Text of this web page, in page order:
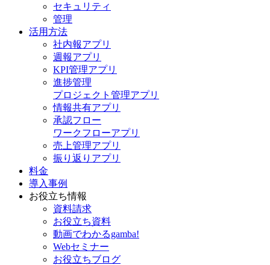
セキュリティ
管理
活用方法
社内報アプリ
週報アプリ
KPI管理アプリ
進捗管理
プロジェクト管理アプリ
情報共有アプリ
承認フロー
ワークフローアプリ
売上管理アプリ
振り返りアプリ
料金
導入事例
お役立ち情報
資料請求
お役立ち資料
動画でわかるgamba!
Webセミナー
お役立ちブログ